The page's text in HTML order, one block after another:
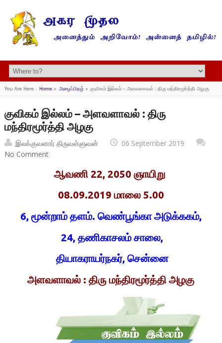
You Are Here : Home» அழைப்பிதழ் » குவிகம் இல்லம் – அளவளாவல் : திரு மந்திரமூர்த்தி அழகு
குவிகம் இல்லம் – அளவளாவல் : திரு
மந்திரமூர்த்தி அழகு
இலக்குவனார் திருவள்ளுவன்
06 September 2019
No Comment
ஆவணி 22, 2050 ஞாயிறு
08.09.2019 மாலை 5.00
6, மூன்றாம் தளம். வெண்பூங்கா அடுக்ககம்,
24, தணிகாசலம் சாலை,
தியாகராயர்நகர், சென்னை
அளவளாவல் : திரு மந்திரமூர்த்தி அழகு